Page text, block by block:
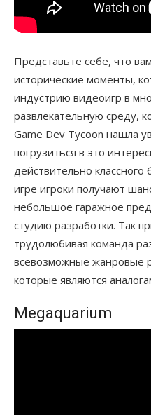
Представьте себе, что
исторические моменты,
индустрию видеоигр в
развлекательную среду,
Game Dev Tycoon нашла
погрузиться в это
действительно классного
игре игроки получают
небольшое гаражное
студию разработки. Так
трудолюбивая команда
всевозможные жанровые
которые являются
Megaquarium